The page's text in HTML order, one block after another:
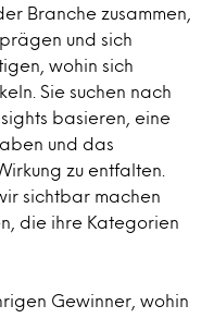
Branche zusammen,
und sich
wohin sich
Sie suchen nach
basieren, eine
und das
zu entfalten.
sichtbar machen
die ihre Kategorien
Gewinner, wohin